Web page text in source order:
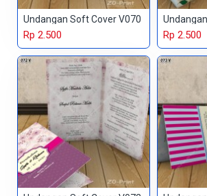
Undangan Soft Cover V070
Rp 2.500 Rp 2.500